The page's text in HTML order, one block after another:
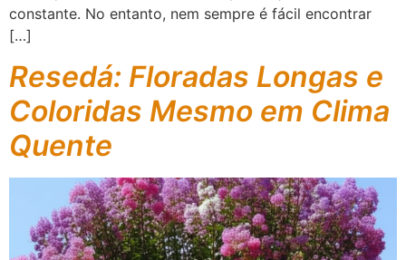
constante. No entanto, nem sempre é fácil encontrar
[…]
Resedá: Floradas Longas e
Coloridas Mesmo em Clima
Quente